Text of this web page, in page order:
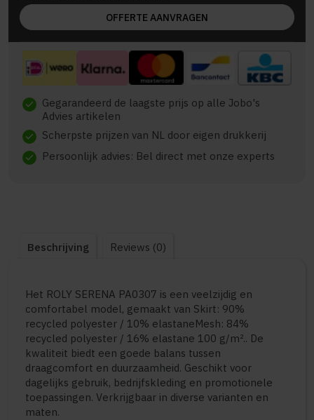
OFFERTE AANVRAGEN
check Gegarandeerd de laagste prijs op alle Jobo's
Advies artikelen
check Scherpste prijzen van NL door eigen drukkerij
check Persoonlijk advies: Bel direct met onze experts
Beschrijving Reviews (0)
Het ROLY SERENA PA0307 is een veelzijdig en
comfortabel model, gemaakt van Skirt: 90%
recycled polyester / 10% elastaneMesh: 84%
recycled polyester / 16% elastane 100 g/m².. De
kwaliteit biedt een goede balans tussen
draagcomfort en duurzaamheid. Geschikt voor
dagelijks gebruik, bedrijfskleding en promotionele
toepassingen. Verkrijgbaar in diverse varianten en
maten.